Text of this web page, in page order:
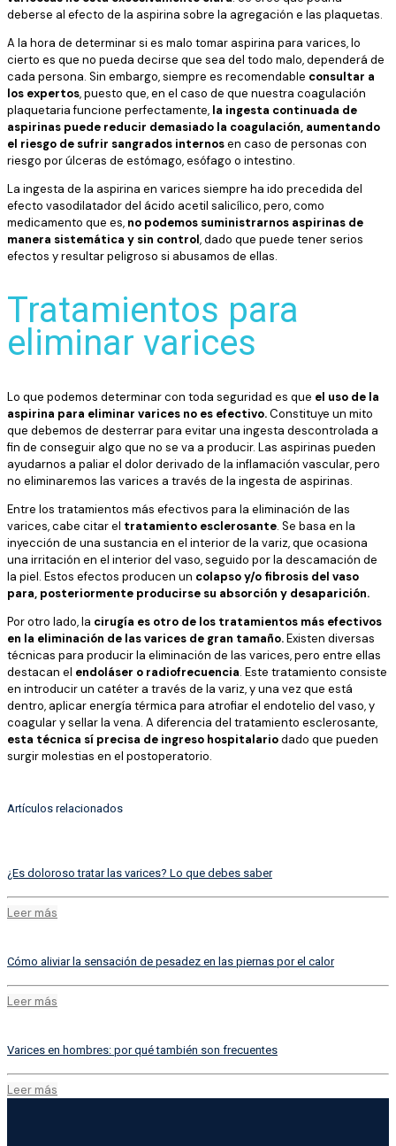
deberse al efecto de la aspirina sobre la agregación e las plaquetas.
A la hora de determinar si es malo tomar aspirina para varices, lo
cierto es que no pueda decirse que sea del todo malo, dependerá de
cada persona. Sin embargo, siempre es recomendable consultar a
los expertos, puesto que, en el caso de que nuestra coagulación
plaquetaria funcione perfectamente, la ingesta continuada de
aspirinas puede reducir demasiado la coagulación, aumentando
el riesgo de sufrir sangrados internosen caso de personas con
riesgo por úlceras de estómago, esófago o intestino.
La ingesta de la aspirina en varices siempre ha ido precedida del
efecto vasodilatador del ácido acetil salicílico, pero, como
medicamento que es, no podemos suministrarnos aspirinas de
manera sistemática y sin control, dado que puede tener serios
efectos y resultar peligroso si abusamos de ellas.
Tratamientos para
eliminar varices
Lo que podemos determinar con toda seguridad es que el uso de la
aspirina para eliminar varices no es efectivo.Constituye un mito
que debemos de desterrar para evitar una ingesta descontrolada a
fin de conseguir algo que no se va a producir. Las aspirinas pueden
ayudarnos a paliar el dolor derivado de la inflamación vascular, pero
no eliminaremos las varices a través de la ingesta de aspirinas.
Entre los tratamientos más efectivos para la eliminación de las
varices, cabe citar el tratamiento esclerosante. Se basa en la
inyección de una sustancia en el interior de la variz, que ocasiona
una irritación en el interior del vaso, seguido por la descamación de
la piel. Estos efectos producen un colapso y/o fibrosis del vaso
para, posteriormente producirse su absorción y desaparición.
Por otro lado, la cirugía es otro de los tratamientos más efectivos
en la eliminación de las varices de gran tamaño.Existen diversas
técnicas para producir la eliminación de las varices, pero entre ellas
destacan el endoláser o radiofrecuencia. Este tratamiento consiste
en introducir un catéter a través de la variz, y una vez que está
dentro, aplicar energía térmica para atrofiar el endotelio del vaso, y
coagular y sellar la vena. A diferencia del tratamiento esclerosante,
esta técnica sí precisa de ingreso hospitalariodado que pueden
surgir molestias en el postoperatorio.
Artículos relacionados
¿Es doloroso tratar las varices? Lo que debes saber
Leer más
Cómo aliviar la sensación de pesadez en las piernas por el calor
Leer más
Varices en hombres: por qué también son frecuentes
Leer más